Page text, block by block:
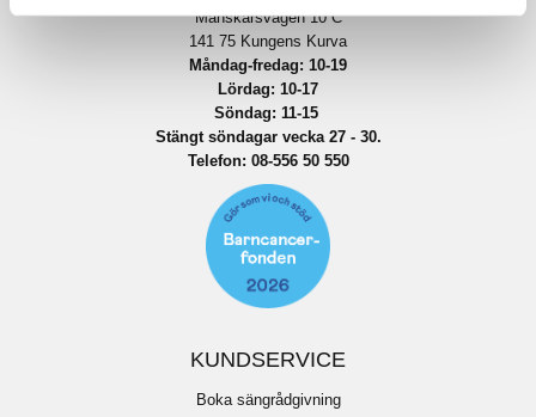
Månskärsvägen 10 C
141 75 Kungens Kurva
Måndag-fredag: 10-19
Lördag: 10-17
Söndag: 11-15
Stängt söndagar vecka 27 - 30.
Telefon: 08-556 50 550
KUNDSERVICE
Boka sängrådgivning